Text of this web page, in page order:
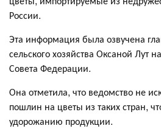
России.
Эта информация была озвучена
сельского хозяйства Оксаной Лут
Совета Федерации.
Она отметила, что ведомство не
пошлин на цветы из таких стран,
удорожанию продукции.